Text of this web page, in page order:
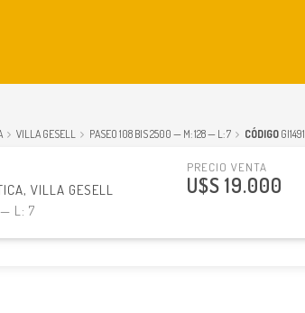
VILLA GESELL PASEO 108 BIS 2500 — M: 128 — L: 7 CÓDIGO GI1491
VILLA GESELL
L: 7
PRECIO VENTA
U$S 19.000